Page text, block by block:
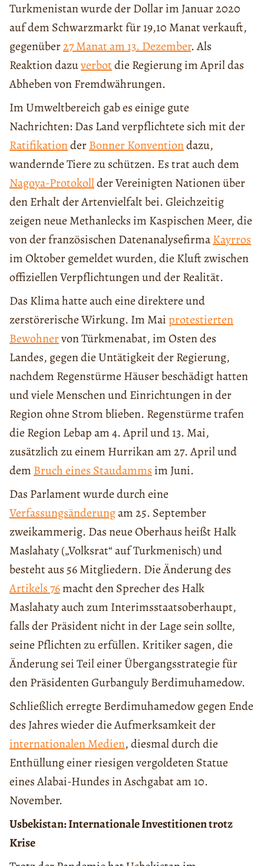
Turkmenistan wurde der Dollar im Januar 2020
auf dem Schwarzmarkt für 19,10 Manat verkauft,
gegenüber27 Manat am 13. Dezember. Als
Reaktion dazuverbotdie Regierung im April das
Abheben von Fremdwährungen.
Im Umweltbereich gab es einige gute
Nachrichten: Das Land verpflichtete sich mit der
RatifikationderBonner Konventiondazu,
wandernde Tiere zu schützen. Es trat auch dem
Nagoya-Protokollder Vereinigten Nationen über
den Erhalt der Artenvielfalt bei. Gleichzeitig
zeigen neue Methanlecks im Kaspischen Meer, die
von der französischen DatenanalysefirmaKayrros
im Oktober gemeldet wurden, die Kluft zwischen
offiziellen Verpflichtungen und der Realität.
Das Klima hatte auch eine direktere und
zerstörerische Wirkung. Im Maiprotestierten
Bewohnervon Türkmenabat, im Osten des
Landes, gegen die Untätigkeit der Regierung,
nachdem Regenstürme Häuser beschädigt hatten
und viele Menschen und Einrichtungen in der
Region ohne Strom blieben. Regenstürme trafen
die Region Lebap am 4. April und 13. Mai,
zusätzlich zu einem Hurrikan am 27. April und
dem Bruch eines Staudamms im Juni.
Das Parlament wurde durch eine
Verfassungsänderungam 25. September
zweikammerig. Das neue Oberhaus heißt Halk
Maslahaty („Volksrat“ auf Turkmenisch) und
besteht aus 56 Mitgliedern. Die Änderung des
Artikels 76macht den Sprecher des Halk
Maslahaty auch zum Interimsstaatsoberhaupt,
falls der Präsident nicht in der Lage sein sollte,
seine Pflichten zu erfüllen. Kritiker sagen, die
Änderung sei Teil einer Übergangsstrategie für
den Präsidenten Gurbanguly Berdimuhamedow.
Schließlich erregte Berdimuhamedow gegen Ende
des Jahres wieder die Aufmerksamkeit der
internationalen Medien, diesmal durch die
Enthüllung einer riesigen vergoldeten Statue
eines Alabai-Hundes in Aschgabat am 10.
November.
Usbekistan: Internationale Investitionen trotz
Krise